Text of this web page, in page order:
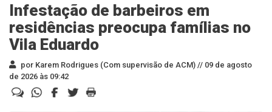
Infestação de barbeiros em
residências preocupa famílias no
Vila Eduardo
por Karem Rodrigues (Com supervisão de ACM) // 09 de agosto
de 2026 às 09:42